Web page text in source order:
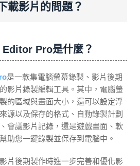
載影片的問題？
Pro是什麼？
是一款集電腦螢幕錄製、影片後期
影片錄製編輯工具。其中，電腦螢
的區域與畫面大小，還可以設定浮
源以及保存的格式、自動錄製計劃
會議影片記錄，還是遊戲畫面、軟
助您一鍵錄製並保存到電腦中。
片後期製作時進一步完善和優化影